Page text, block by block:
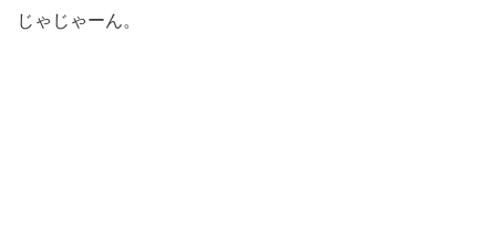
じゃじゃーん。